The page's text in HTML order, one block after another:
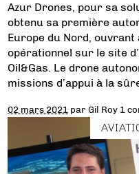
Azur Drones, pour sa
obtenu sa première
Europe du Nord, ouvrant
opérationnel sur le site
Oil&Gas. Le drone
missions d’appui à la
02 mars 2021 parGil Roy 1